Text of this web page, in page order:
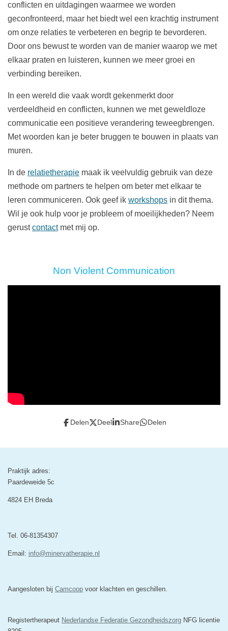
conflicten en uitdagingen waarmee we worden
geconfronteerd, maar het biedt wel een krachtig instrument
om onze relaties te verbeteren en begrip te bevorderen.
Door ons bewust te worden van de manier waarop we met
elkaar praten en luisteren, kunnen we meer groei en
verbinding bereiken.
In een wereld die vaak wordt gekenmerkt door
verdeeldheid en conflicten, kunnen we met geweldloze
communicatie een positieve verandering teweegbrengen.
Met woorden kan je beter bruggen te bouwen in plaats van
muren.
In de relatietherapie maak ik veelvuldig gebruik van deze
methode om partners te helpen om beter met elkaar te
leren communiceren. Ook geef ik workshops in dit thema.
Wil je ook hulp voor je probleem of moeilijkheden? Neem
gerustcontact met mij op.
Non Violent Communication
Delen Deel Share Delen
Praktijk adres:
Paardeweide 5c
4824 EH Breda
Tel. 06-81354307
Email: info@minervatherapie.nl
Aangesloten bij Camcoop voor klachten en geschillen.
Registertherapeut Nederlandse Federatie Gezondheidszorg NFG licentie